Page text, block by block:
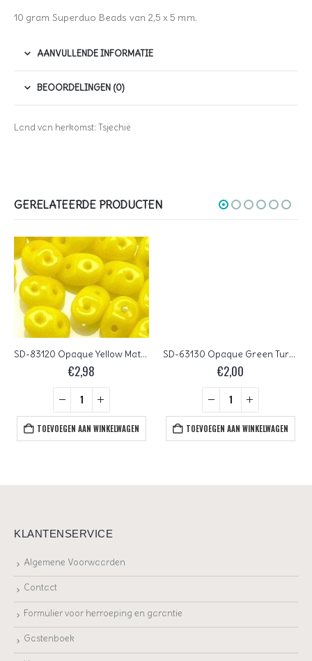
10 gram Superduo Beads van 2,5 x 5 mm.
AANVULLENDE INFORMATIE
BEOORDELINGEN (0)
Land van herkomst: Tsjechië
GERELATEERDE PRODUCTEN
SD-83120 Opaque Yellow Matubo SuperDuo 10 gram
€2,98
TOEVOEGEN AAN WINKELWAGEN
SD-63130 Opaque Green Turquoise Matubo SuperDuo 10 gram
€2,00
TOEVOEGEN AAN WINKELWAGEN
KLANTENSERVICE
Algemene Voorwaarden
Contact
Formulier voor herroeping en garantie
Gastenboek